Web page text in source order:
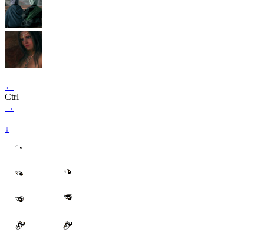
←
Ctrl
→
↓